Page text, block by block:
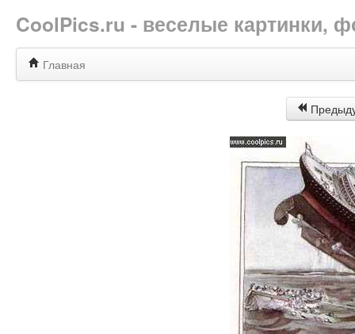
CoolPics.ru - веселые картинки,
Главная